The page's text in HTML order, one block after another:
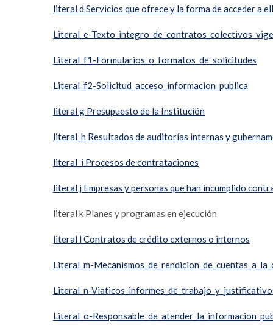
literal d Servicios que ofrece y la forma de acceder a
Literal_e-
Literal_f1-Formularios_o_formatos_de_solicitudes
Literal_f2-Solicitud_acceso_informacion_publica
literal g Presupuesto de la Institución
literal_h Resultados de auditorías internas y
literal_i Procesos de contrataciones
literal j Empresas y personas que han incumplido
literal k Planes y programas en ejecución
literal l Contratos de crédito externos o internos
Literal_m-
Literal_n-
Literal_o-